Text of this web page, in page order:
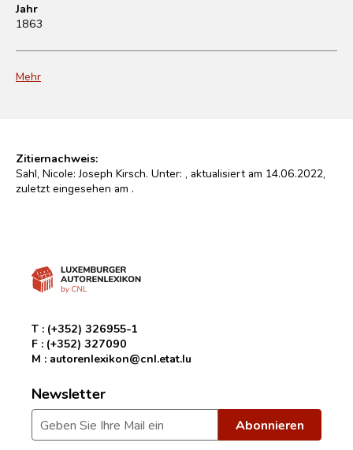
Jahr
1863
Mehr
Zitiernachweis:
Sahl, Nicole: Joseph Kirsch. Unter: , aktualisiert am 14.06.2022,
zuletzt eingesehen am .
T : (+352) 326955-1
F : (+352) 327090
M : autorenlexikon@cnl.etat.lu
Newsletter